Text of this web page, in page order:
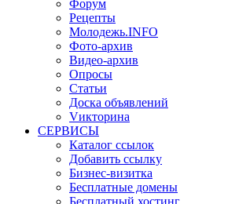
Форум
Рецепты
Молодежь.INFO
Фото-архив
Видео-архив
Опросы
Статьи
Доска объявлений
Vикторина
СЕРВИСЫ
Каталог ссылок
Добавить ссылку
Бизнес-визитка
Бесплатные домены
Бесплатный хостинг